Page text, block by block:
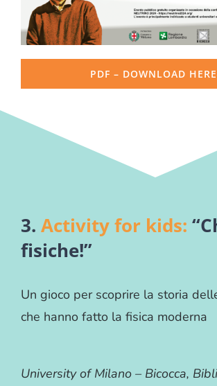
PDF – DOWNLOAD
3. Activity for kids:
fisiche!”
Un gioco per scoprire la storia
che hanno fatto la fisica moderna
University of Milano – Bicocca,